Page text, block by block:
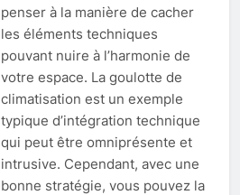
penser à la manière de cacher
les éléments techniques
pouvant nuire à l’harmonie de
votre espace. La goulotte de
climatisation est un exemple
typique d’intégration technique
qui peut être omniprésente et
intrusive. Cependant, avec une
bonne stratégie, vous pouvez la